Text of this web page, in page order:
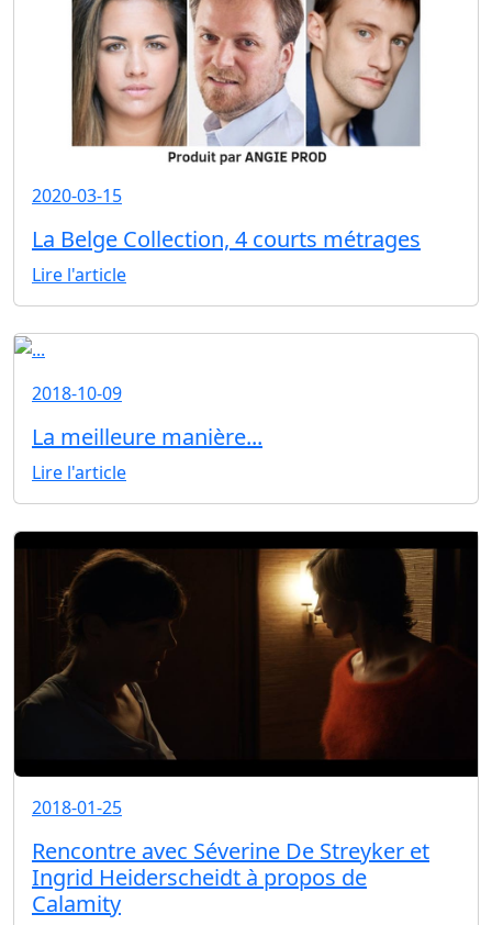
2020-03-15
La Belge Collection, 4 courts métrages
Lire l'article
2018-10-09
La meilleure manière...
Lire l'article
2018-01-25
Rencontre avec Séverine De Streyker et
Ingrid Heiderscheidt à propos de
Calamity